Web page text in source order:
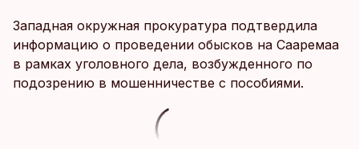
Западная окружная прокуратура подтвердила
информацию о проведении обысков на Сааремаа
в рамках уголовного дела, возбужденного по
подозрению в мошенничестве с пособиями.